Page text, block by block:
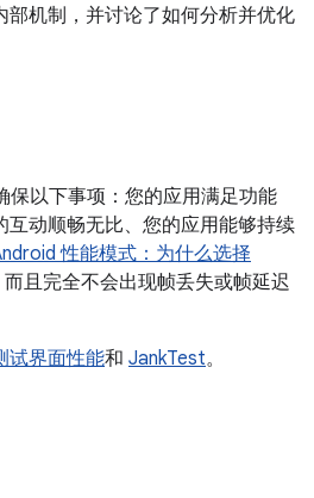
部机制，并讨论了如何分析并优化
保以下事项：您的应用满足功能
互动顺畅无比、您的应用能够持续
性能模式：为什么选择
且完全不会出现帧丢失或帧延迟
试界面性能和 JankTest。